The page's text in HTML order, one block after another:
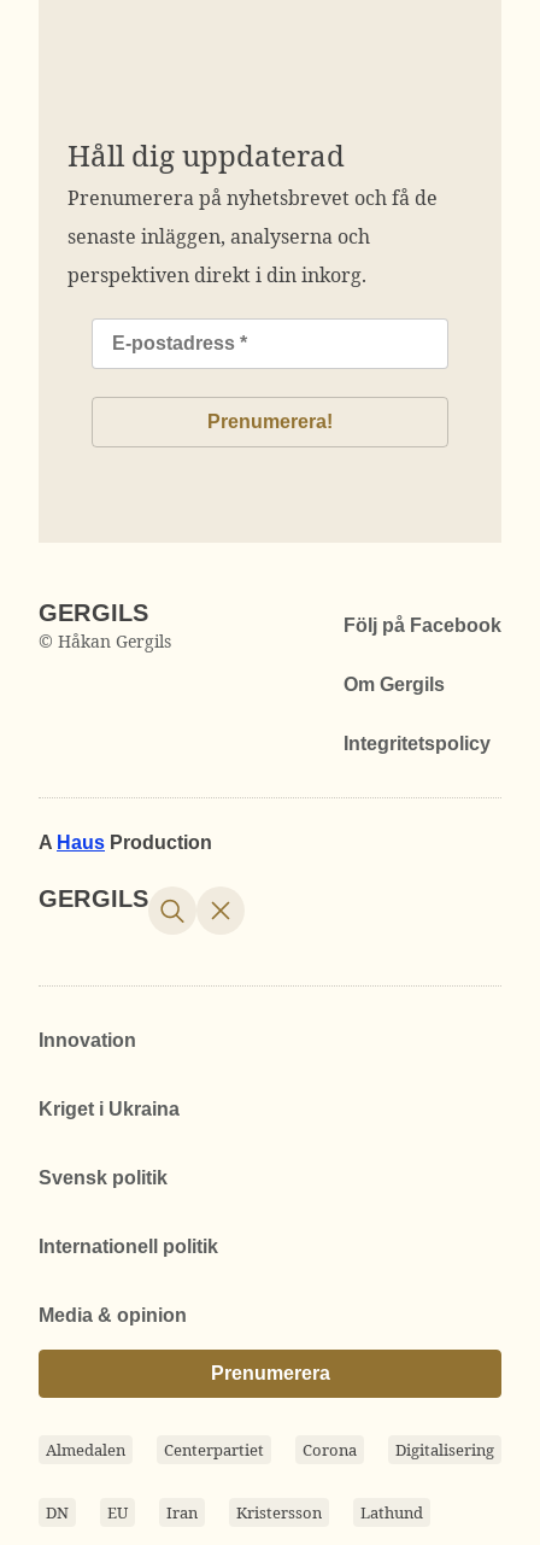
Håll dig uppdaterad
Prenumerera på nyhetsbrevet och få de
senaste inläggen, analyserna och
perspektiven direkt i din inkorg.
GERGILS
© Håkan Gergils
Följ på Facebook
Om Gergils
Integritetspolicy
A Haus Production
GERGILS
Innovation
Kriget i Ukraina
Svensk politik
Internationell politik
Media & opinion
Prenumerera
Almedalen Centerpartiet Corona Digitalisering
DN EU Iran Kristersson Lathund